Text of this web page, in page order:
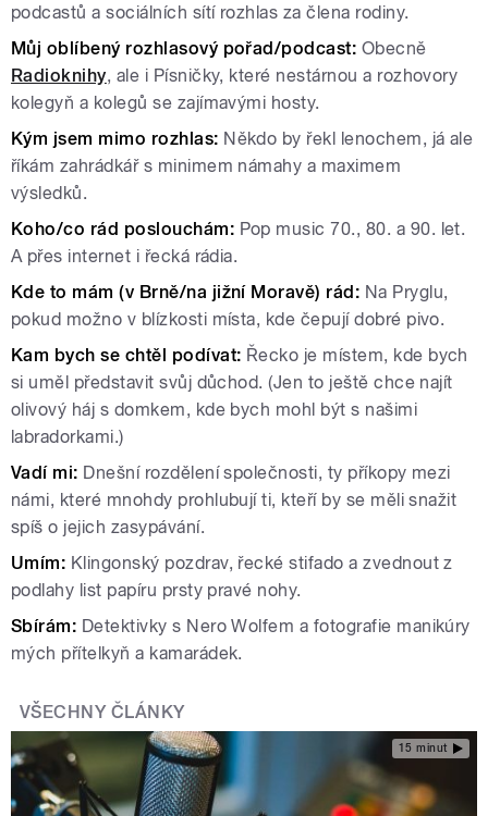
podcastů a sociálních sítí rozhlas za člena rodiny.
Můj oblíbený rozhlasový pořad/podcast: Obecně
Radioknihy, ale i Písničky, které nestárnou a rozhovory
kolegyň a kolegů se zajímavými hosty.
Kým jsem mimo rozhlas: Někdo by řekl lenochem, já ale
říkám zahrádkář s minimem námahy a maximem
výsledků.
Koho/co rád poslouchám: Pop music 70., 80. a 90. let.
A přes internet i řecká rádia.
Kde to mám (v Brně/na jižní Moravě) rád: Na Pryglu,
pokud možno v blízkosti místa, kde čepují dobré pivo.
Kam bych se chtěl podívat: Řecko je místem, kde bych
si uměl představit svůj důchod. (Jen to ještě chce najít
olivový háj s domkem, kde bych mohl být s našimi
labradorkami.)
Vadí mi: Dnešní rozdělení společnosti, ty příkopy mezi
námi, které mnohdy prohlubují ti, kteří by se měli snažit
spíš o jejich zasypávání.
Umím: Klingonský pozdrav, řecké stifado a zvednout z
podlahy list papíru prsty pravé nohy.
Sbírám: Detektivky s Nero Wolfem a fotografie manikúry
mých přítelkyň a kamarádek.
VŠECHNY ČLÁNKY
15 minut